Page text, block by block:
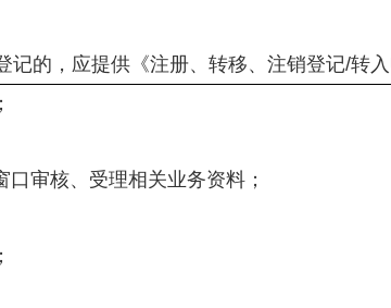
的，应提供《注册、转移、注销登记/转入
审核、受理相关业务资料；